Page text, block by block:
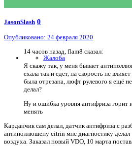
JasonSlash 0
Опубликовано: 24 февраля 2020
Жалоба
14 часов назад, flam8 сказал:
Я скажу так, у меня бывает
ехала так и едет, на скорость не
была отрезана, люфт рулевого я ещё
делал?
Ну и ошибка уровня антифриза горит
менять
Карданчик сам делал, датчик антифриза с
антиполлюшену citrin мне диагностику делал
воздуха. Заказал новый VDO, 10 марта